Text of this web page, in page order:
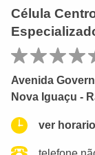
Célula
Avenida
Nova Iguaçu -
ver